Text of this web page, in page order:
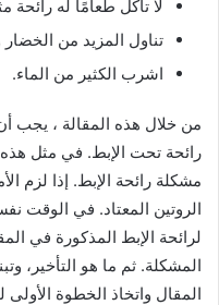
لا تأكل طعامًا له رائحة
تناول المزيد من الخضار
اشرب الكثير من الماء.
من خلال هذه المقالة ، يجب
رائحة تحت الإبط. في مثل
مشكلة رائحة الإبط. إذا لزم
الروتين المعتاد. في الوقت
لرائحة الإبط المذكورة في
المشكلة. ثم ما هو التأخير،
المقال واتخاذ الخطوة